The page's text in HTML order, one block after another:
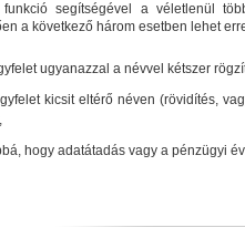
funkció segítségével a véletlenül
a következő három esetben lehet
ugyanazzal a névvel kétszer
kicsit eltérő néven (rövidítés,
hogy adatátadás vagy a pénzügyi